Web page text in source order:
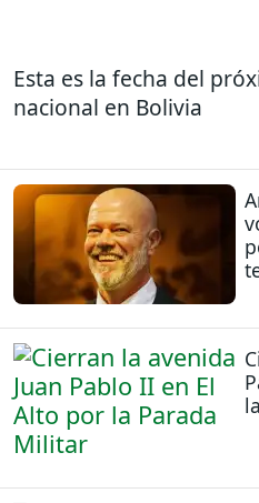
Esta es la fecha del
nacional en Bolivia